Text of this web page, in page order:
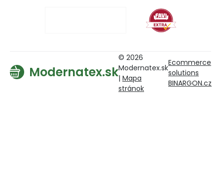
Modernatex.sk
© 2026
Modernatex.sk
| Mapa
stránok
Ecommerce
solutions
BINARGON.cz